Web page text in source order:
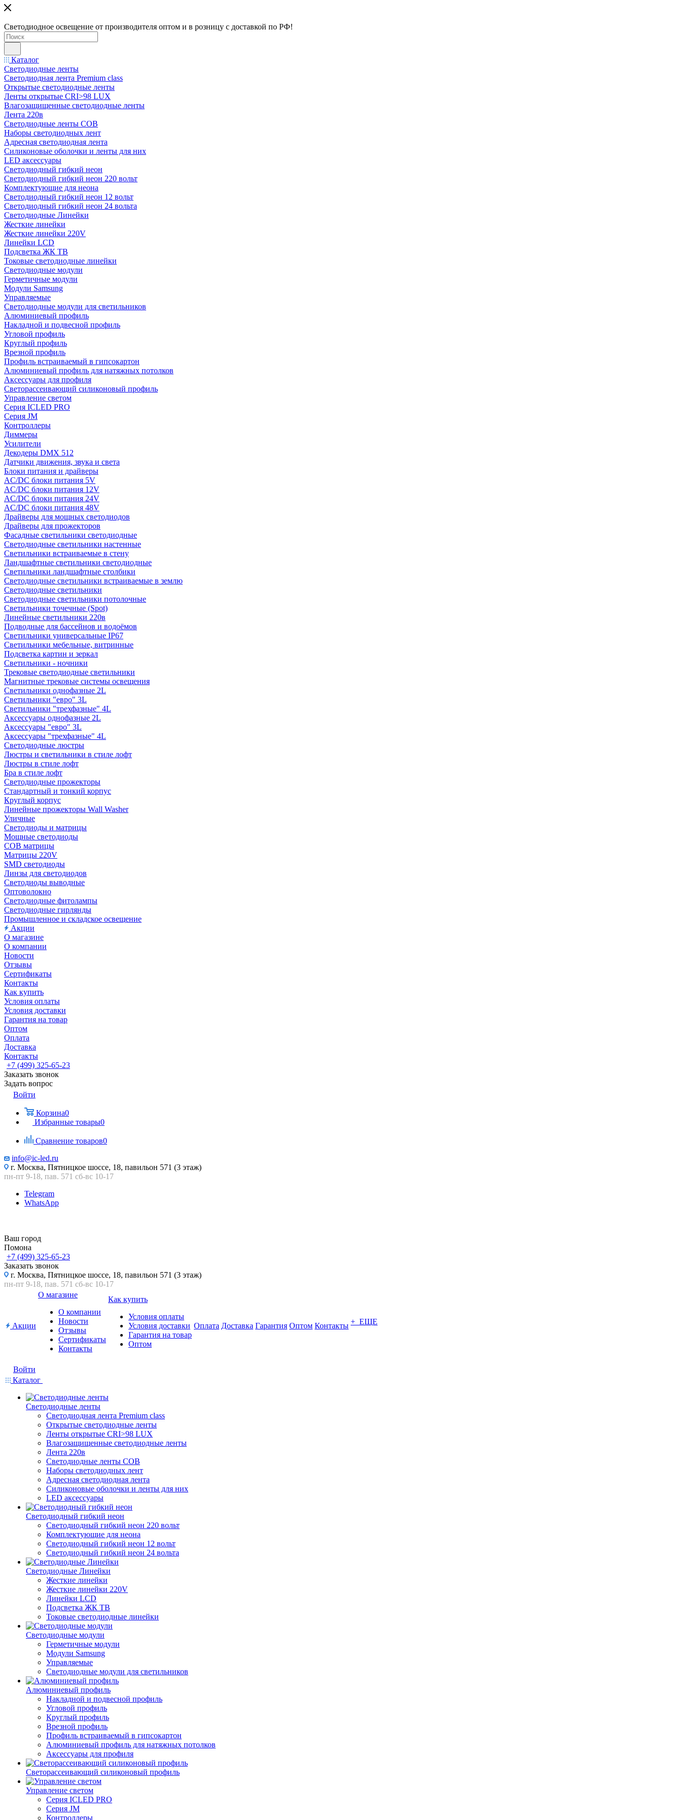
Светодиодное освещение от производителя оптом и в розницу с доставкой по РФ!
Каталог
Светодиодные ленты
Светодиодная лента Premium class
Открытые светодиодные ленты
Ленты открытые CRI>98 LUX
Влагозащищенные светодиодные ленты
Лента 220в
Светодиодные ленты COB
Наборы светодиодных лент
Адресная светодиодная лента
Силиконовые оболочки и ленты для них
LED аксессуары
Светодиодный гибкий неон
Светодиодный гибкий неон 220 вольт
Комплектующие для неона
Светодиодный гибкий неон 12 вольт
Светодиодный гибкий неон 24 вольта
Светодиодные Линейки
Жесткие линейки
Жесткие линейки 220V
Линейки LCD
Подсветка ЖК ТВ
Токовые светодиодные линейки
Светодиодные модули
Герметичные модули
Модули Samsung
Управляемые
Светодиодные модули для светильников
Алюминиевый профиль
Накладной и подвесной профиль
Угловой профиль
Круглый профиль
Врезной профиль
Профиль встраиваемый в гипсокартон
Алюминиевый профиль для натяжных потолков
Аксессуары для профиля
Светорассеивающий силиконовый профиль
Управление светом
Серия ICLED PRO
Серия JM
Контроллеры
Диммеры
Усилители
Декодеры DMX 512
Датчики движения, звука и света
Блоки питания и драйверы
AC/DC блоки питания 5V
AC/DC блоки питания 12V
AC/DC блоки питания 24V
AC/DC блоки питания 48V
Драйверы для мощных светодиодов
Драйверы для прожекторов
Фасадные светильники светодиодные
Светодиодные светильники настенные
Светильники встраиваемые в стену
Ландшафтные светильники светодиодные
Светильники ландшафтные столбики
Светодиодные светильники встраиваемые в землю
Светодиодные светильники
Светодиодные светильники потолочные
Светильники точечные (Spot)
Линейные светильники 220в
Подводные для бассейнов и водоёмов
Светильники универсальные IP67
Светильники мебельные, витринные
Подсветка картин и зеркал
Светильники - ночники
Трековые светодиодные светильники
Магнитные трековые системы освещения
Светильники однофазные 2L
Светильники "евро" 3L
Светильники "трехфазные" 4L
Аксессуары однофазные 2L
Аксессуары "евро" 3L
Аксессуары "трехфазные" 4L
Светодиодные люстры
Люстры и светильники в стиле лофт
Люстры в стиле лофт
Бра в стиле лофт
Светодиодные прожекторы
Стандартный и тонкий корпус
Круглый корпус
Линейные прожекторы Wall Washer
Уличные
Светодиоды и матрицы
Мощные светодиоды
COB матрицы
Матрицы 220V
SMD светодиоды
Линзы для светодиодов
Светодиоды выводные
Оптоволокно
Светодиодные фитолампы
Светодиодные гирлянды
Промышленное и складское освещение
Акции
О магазине
О компании
Новости
Отзывы
Сертификаты
Контакты
Как купить
Условия оплаты
Условия доставки
Гарантия на товар
Оптом
Оплата
Доставка
Контакты
+7 (499) 325-65-23
Заказать звонок
Задать вопрос
Войти
Корзина0
Избранные товары0
Сравнение товаров0
info@ic-led.ru
г. Москва, Пятницкое шоссе, 18, павильон 571 (3 этаж)
пн-пт 9-18, пав. 571 сб-вс 10-17
Telegram
WhatsApp
Ваш город
Помона
+7 (499) 325-65-23
Заказать звонок
г. Москва, Пятницкое шоссе, 18, павильон 571 (3 этаж)
пн-пт 9-18, пав. 571 сб-вс 10-17
Акции
О магазине
О компании
Новости
Отзывы
Сертификаты
Контакты
Как купить
Условия оплаты
Условия доставки
Гарантия на товар
Оптом
Оплата Доставка Гарантия Оптом Контакты + ЕЩЕ
Войти
Каталог
Светодиодные ленты
Светодиодная лента Premium class
Открытые светодиодные ленты
Ленты открытые CRI>98 LUX
Влагозащищенные светодиодные ленты
Лента 220в
Светодиодные ленты COB
Наборы светодиодных лент
Адресная светодиодная лента
Силиконовые оболочки и ленты для них
LED аксессуары
Светодиодный гибкий неон
Светодиодный гибкий неон 220 вольт
Комплектующие для неона
Светодиодный гибкий неон 12 вольт
Светодиодный гибкий неон 24 вольта
Светодиодные Линейки
Жесткие линейки
Жесткие линейки 220V
Линейки LCD
Подсветка ЖК ТВ
Токовые светодиодные линейки
Светодиодные модули
Герметичные модули
Модули Samsung
Управляемые
Светодиодные модули для светильников
Алюминиевый профиль
Накладной и подвесной профиль
Угловой профиль
Круглый профиль
Врезной профиль
Профиль встраиваемый в гипсокартон
Алюминиевый профиль для натяжных потолков
Аксессуары для профиля
Светорассеивающий силиконовый профиль
Управление светом
Серия ICLED PRO
Серия JM
Контроллеры